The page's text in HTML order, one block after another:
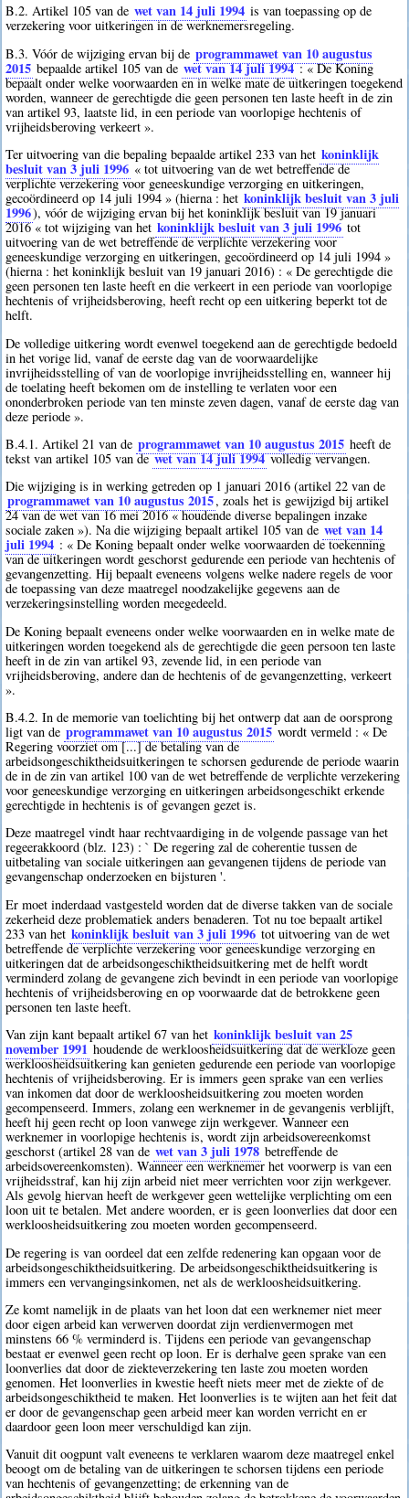
B.2. Artikel 105 van de wet van 14 juli 1994 is van toepassing op de
verzekering voor uitkeringen in de werknemersregeling.
B.3. Vóór de wijziging ervan bij de programmawet van 10 augustus
2015 bepaalde artikel 105 van de wet van 14 juli 1994: « De Koning
bepaalt onder welke voorwaarden en in welke mate de uitkeringen toegekend
worden, wanneer de gerechtigde die geen personen ten laste heeft in de zin
van artikel 93, laatste lid, in een periode van voorlopige hechtenis of
vrijheidsberoving verkeert ».
Ter uitvoering van die bepaling bepaalde artikel 233 van het koninklijk
besluit van 3 juli 1996 « tot uitvoering van de wet betreffende de
verplichte verzekering voor geneeskundige verzorging en uitkeringen,
gecoördineerd op 14 juli 1994 » (hierna : het koninklijk besluit van 3 juli
1996), vóór de wijziging ervan bij het koninklijk besluit van 19 januari
2016 « tot wijziging van het koninklijk besluit van 3 juli 1996 tot
uitvoering van de wet betreffende de verplichte verzekering voor
geneeskundige verzorging en uitkeringen, gecoördineerd op 14 juli 1994 »
(hierna : het koninklijk besluit van 19 januari 2016) : « De gerechtigde die
geen personen ten laste heeft en die verkeert in een periode van voorlopige
hechtenis of vrijheidsberoving, heeft recht op een uitkering beperkt tot de
helft.
De volledige uitkering wordt evenwel toegekend aan de gerechtigde bedoeld
in het vorige lid, vanaf de eerste dag van de voorwaardelijke
invrijheidsstelling of van de voorlopige invrijheidsstelling en, wanneer hij
de toelating heeft bekomen om de instelling te verlaten voor een
ononderbroken periode van ten minste zeven dagen, vanaf de eerste dag van
deze periode ».
B.4.1. Artikel 21 van de programmawet van 10 augustus 2015 heeft de
tekst van artikel 105 van dewet van 14 juli 1994volledig vervangen.
Die wijziging is in werking getreden op 1 januari 2016 (artikel 22 van de
programmawet van 10 augustus 2015, zoals het is gewijzigd bij artikel
24 van de wet van 16 mei 2016 « houdende diverse bepalingen inzake
sociale zaken »). Na die wijziging bepaalt artikel 105 van de wet van 14
juli 1994 : « De Koning bepaalt onder welke voorwaarden de toekenning
van de uitkeringen wordt geschorst gedurende een periode van hechtenis of
gevangenzetting. Hij bepaalt eveneens volgens welke nadere regels de voor
de toepassing van deze maatregel noodzakelijke gegevens aan de
verzekeringsinstelling worden meegedeeld.
De Koning bepaalt eveneens onder welke voorwaarden en in welke mate de
uitkeringen worden toegekend als de gerechtigde die geen persoon ten laste
heeft in de zin van artikel 93, zevende lid, in een periode van
vrijheidsberoving, andere dan de hechtenis of de gevangenzetting, verkeert
».
B.4.2. In de memorie van toelichting bij het ontwerp dat aan de oorsprong
ligt van de programmawet van 10 augustus 2015 wordt vermeld : « De
Regering voorziet om [...] de betaling van de
arbeidsongeschiktheidsuitkeringen te schorsen gedurende de periode waarin
de in de zin van artikel 100 van de wet betreffende de verplichte verzekering
voor geneeskundige verzorging en uitkeringen arbeidsongeschikt erkende
gerechtigde in hechtenis is of gevangen gezet is.
Deze maatregel vindt haar rechtvaardiging in de volgende passage van het
regeerakkoord (blz. 123) : ` De regering zal de coherentie tussen de
uitbetaling van sociale uitkeringen aan gevangenen tijdens de periode van
gevangenschap onderzoeken en bijsturen '.
Er moet inderdaad vastgesteld worden dat de diverse takken van de sociale
zekerheid deze problematiek anders benaderen. Tot nu toe bepaalt artikel
233 van het koninklijk besluit van 3 juli 1996 tot uitvoering van de wet
betreffende de verplichte verzekering voor geneeskundige verzorging en
uitkeringen dat de arbeidsongeschiktheidsuitkering met de helft wordt
verminderd zolang de gevangene zich bevindt in een periode van voorlopige
hechtenis of vrijheidsberoving en op voorwaarde dat de betrokkene geen
personen ten laste heeft.
Van zijn kant bepaalt artikel 67 van het koninklijk besluit van 25
november 1991 houdende de werkloosheidsuitkering dat de werkloze geen
werkloosheidsuitkering kan genieten gedurende een periode van voorlopige
hechtenis of vrijheidsberoving. Er is immers geen sprake van een verlies
van inkomen dat door de werkloosheidsuitkering zou moeten worden
gecompenseerd. Immers, zolang een werknemer in de gevangenis verblijft,
heeft hij geen recht op loon vanwege zijn werkgever. Wanneer een
werknemer in voorlopige hechtenis is, wordt zijn arbeidsovereenkomst
geschorst (artikel 28 van de wet van 3 juli 1978 betreffende de
arbeidsovereenkomsten). Wanneer een werknemer het voorwerp is van een
vrijheidsstraf, kan hij zijn arbeid niet meer verrichten voor zijn werkgever.
Als gevolg hiervan heeft de werkgever geen wettelijke verplichting om een
loon uit te betalen. Met andere woorden, er is geen loonverlies dat door een
werkloosheidsuitkering zou moeten worden gecompenseerd.
De regering is van oordeel dat een zelfde redenering kan opgaan voor de
arbeidsongeschiktheidsuitkering. De arbeidsongeschiktheidsuitkering is
immers een vervangingsinkomen, net als de werkloosheidsuitkering.
Ze komt namelijk in de plaats van het loon dat een werknemer niet meer
door eigen arbeid kan verwerven doordat zijn verdienvermogen met
minstens 66 % verminderd is. Tijdens een periode van gevangenschap
bestaat er evenwel geen recht op loon. Er is derhalve geen sprake van een
loonverlies dat door de ziekteverzekering ten laste zou moeten worden
genomen. Het loonverlies in kwestie heeft niets meer met de ziekte of de
arbeidsongeschiktheid te maken. Het loonverlies is te wijten aan het feit dat
er door de gevangenschap geen arbeid meer kan worden verricht en er
daardoor geen loon meer verschuldigd kan zijn.
Vanuit dit oogpunt valt eveneens te verklaren waarom deze maatregel enkel
beoogt om de betaling van de uitkeringen te schorsen tijdens een periode
van hechtenis of gevangenzetting; de erkenning van de